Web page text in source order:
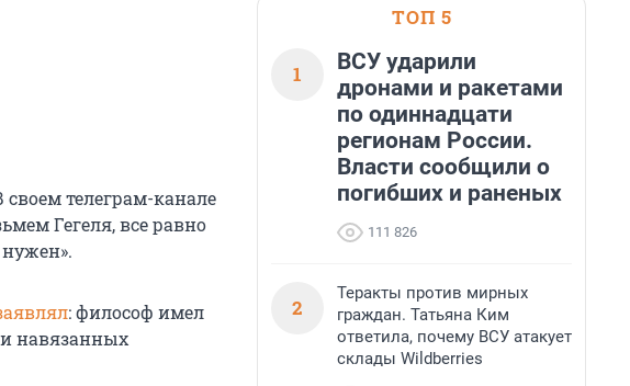
телеграм-канале
Гегеля, все равно
: философ имел
навязанных
ТОП 5
1
ВСУ ударили
дронами и ракетами
по одиннадцати
регионам России.
Власти сообщили о
погибших и раненых
111 826
2
Теракты против мирных
граждан. Татьяна Ким
ответила, почему ВСУ атакует
склады Wildberries